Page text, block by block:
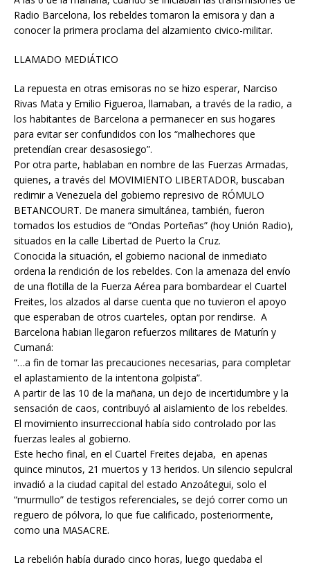
Radio Barcelona, los rebeldes tomaron la emisora y dan a
conocer la primera proclama del alzamiento civico-militar.
LLAMADO MEDIÁTICO
La repuesta en otras emisoras no se hizo esperar, Narciso
Rivas Mata y Emilio Figueroa, llamaban, a través de la radio, a
los habitantes de Barcelona a permanecer en sus hogares
para evitar ser confundidos con los “malhechores que
pretendían crear desasosiego”.
Por otra parte, hablaban en nombre de las Fuerzas Armadas,
quienes, a través del MOVIMIENTO LIBERTADOR, buscaban
redimir a Venezuela del gobierno represivo de RÓMULO
BETANCOURT. De manera simultánea, también, fueron
tomados los estudios de “Ondas Porteñas” (hoy Unión Radio),
situados en la calle Libertad de Puerto la Cruz.
Conocida la situación, el gobierno nacional de inmediato
ordena la rendición de los rebeldes. Con la amenaza del envío
de una flotilla de la Fuerza Aérea para bombardear el Cuartel
Freites, los alzados al darse cuenta que no tuvieron el apoyo
que esperaban de otros cuarteles, optan por rendirse. A
Barcelona habian llegaron refuerzos militares de Maturín y
Cumaná:
“…a fin de tomar las precauciones necesarias, para completar
el aplastamiento de la intentona golpista”.
A partir de las 10 de la mañana, un dejo de incertidumbre y la
sensación de caos, contribuyó al aislamiento de los rebeldes.
El movimiento insurreccional había sido controlado por las
fuerzas leales al gobierno.
Este hecho final, en el Cuartel Freites dejaba, en apenas
quince minutos, 21 muertos y 13 heridos. Un silencio sepulcral
invadió a la ciudad capital del estado Anzoátegui, solo el
“murmullo” de testigos referenciales, se dejó correr como un
reguero de pólvora, lo que fue calificado, posteriormente,
como una MASACRE.
La rebelión había durado cinco horas, luego quedaba el